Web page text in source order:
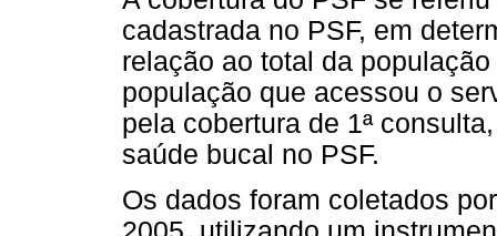
cadastrada no PSF, em
relação ao total da
população que acessou o
pela cobertura de 1ª
saúde bucal no PSF.
Os dados foram coletados